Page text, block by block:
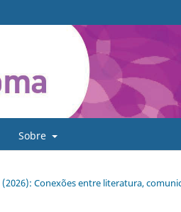
Sobre
(2026): Conexões entre literatura,